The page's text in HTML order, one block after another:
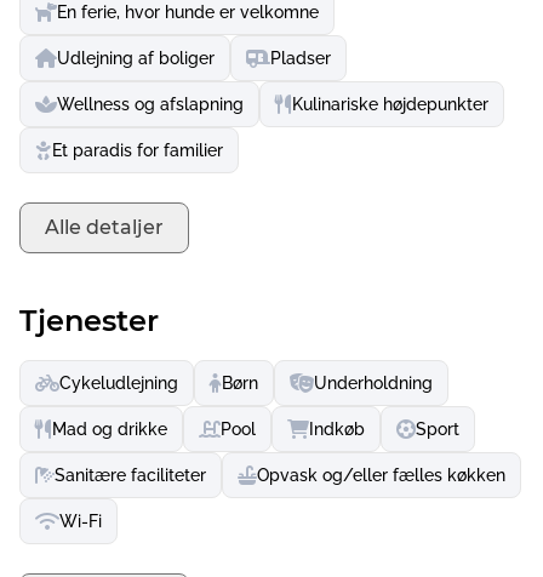
En ferie, hvor hunde er velkomne
Udlejning af boliger Pladser
Wellness og afslapning Kulinariske højdepunkter
Et paradis for familier
Alle detaljer
Tjenester
Cykeludlejning Børn Underholdning
Mad og drikke Pool Indkøb Sport
Sanitære faciliteter Opvask og/eller fælles køkken
Wi-Fi